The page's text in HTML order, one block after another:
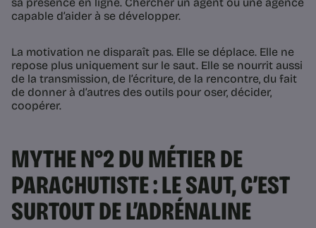
capable d’aider à se développer.
La motivation ne disparaît pas. Elle se déplace. Elle ne
repose plus uniquement sur le saut. Elle se nourrit aussi
de la transmission, de l’écriture, de la rencontre, du fait
de donner à d’autres des outils pour oser, décider,
coopérer.
MYTHE N°2 DU MÉTIER DE
PARACHUTISTE : LE SAUT, C’EST
SURTOUT DE L’ADRÉNALINE